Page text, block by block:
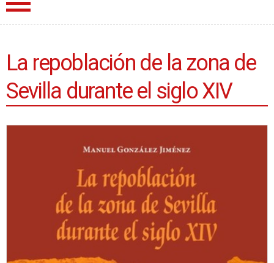
La repoblación de la zona de
Sevilla durante el siglo XIV